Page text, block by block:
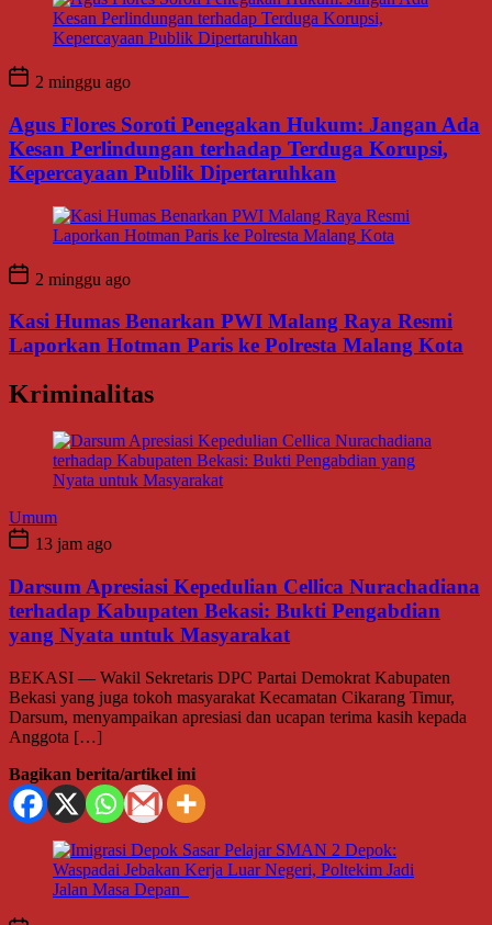
2 minggu ago
Agus Flores Soroti Penegakan Hukum: Jangan Ada
Kesan Perlindungan terhadap Terduga Korupsi,
Kepercayaan Publik Dipertaruhkan
2 minggu ago
Kasi Humas Benarkan PWI Malang Raya Resmi
Laporkan Hotman Paris ke Polresta Malang Kota
Kriminalitas
Umum
13 jam ago
Darsum Apresiasi Kepedulian Cellica Nurachadiana
terhadap Kabupaten Bekasi: Bukti Pengabdian
yang Nyata untuk Masyarakat
BEKASI — Wakil Sekretaris DPC Partai Demokrat Kabupaten
Bekasi yang juga tokoh masyarakat Kecamatan Cikarang Timur,
Darsum, menyampaikan apresiasi dan ucapan terima kasih kepada
Anggota […]
Bagikan berita/artikel ini